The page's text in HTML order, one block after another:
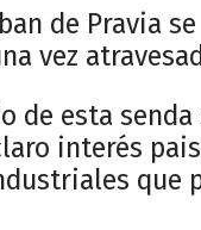
de Pravia
vez
de esta
interés
que